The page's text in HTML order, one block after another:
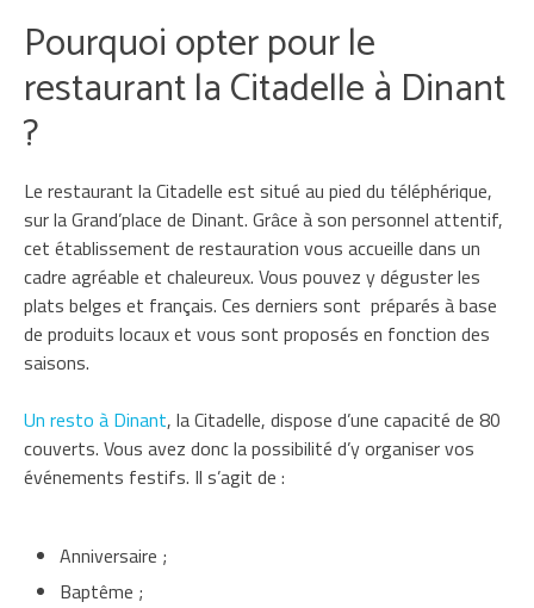
Pourquoi opter pour le
restaurant la Citadelle à Dinant
?
Le restaurant la Citadelle est situé au pied du téléphérique,
sur la Grand’place de Dinant. Grâce à son personnel attentif,
cet établissement de restauration vous accueille dans un
cadre agréable et chaleureux. Vous pouvez y déguster les
plats belges et français. Ces derniers sont préparés à base
de produits locaux et vous sont proposés en fonction des
saisons.
Un resto à Dinant, la Citadelle, dispose d’une capacité de 80
couverts. Vous avez donc la possibilité d’y organiser vos
événements festifs. Il s’agit de :
Anniversaire ;
Baptême ;